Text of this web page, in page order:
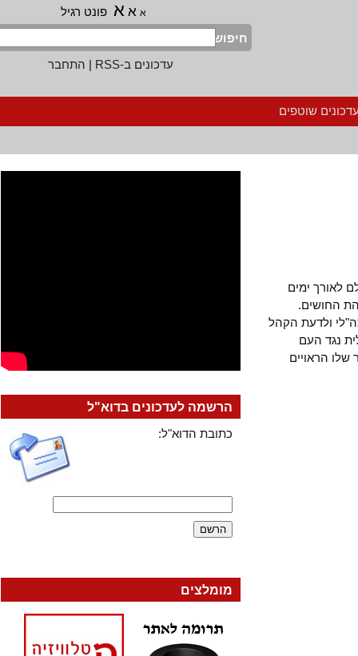
א א פונט רגיל
חיפוש
עדכונים ב-RSS
|התחבר
שוטפים
ימים
ולדעת הקהל
העם
הראויים
הרשמה לעדכונים בדוא"ל
כתובת הדוא"ל:
מומלצים